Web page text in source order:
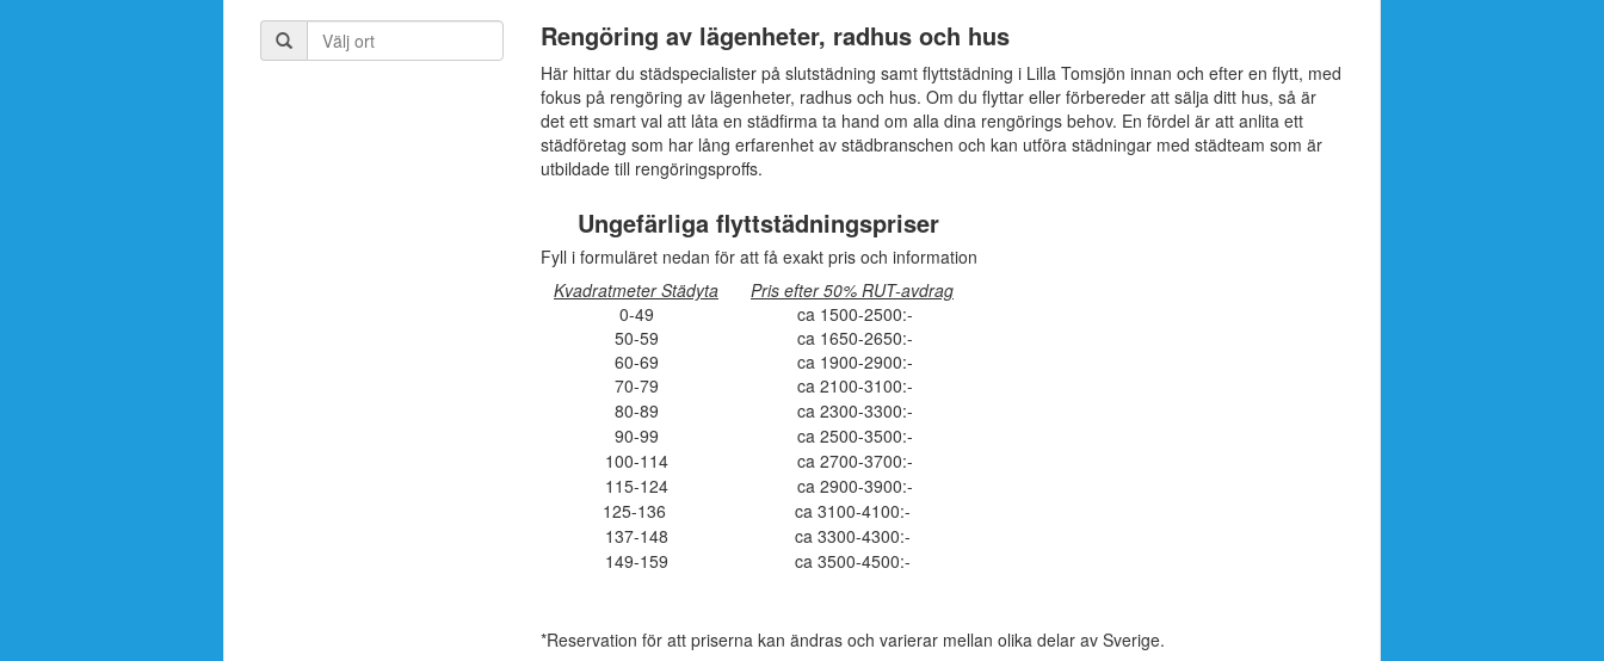
Rengöring av lägenheter, radhus och hus
Här hittar du städspecialister på slutstädning samt flyttstädning i Lilla Tomsjön innan och efter en flytt, med
fokus på rengöring av lägenheter, radhus och hus. Om du flyttar eller förbereder att sälja ditt hus, så är
det ett smart val att låta en städfirma ta hand om alla dina rengörings behov. En fördel är att anlita ett
städföretag som har lång erfarenhet av städbranschen och kan utföra städningar med städteam som är
utbildade till rengöringsproffs.
Ungefärliga flyttstädningspriser
Fyll i formuläret nedan för att få exakt pris och information
Kvadratmeter Städyta
Pris efter 50% RUT-avdrag
0-49
ca 1500-2500:-
50-59
ca 1650-2650:-
60-69
ca 1900-2900:-
70-79
ca 2100-3100:-
80-89
ca 2300-3300:-
90-99
ca 2500-3500:-
100-114
ca 2700-3700:-
115-124
ca 2900-3900:-
125-136
ca 3100-4100:-
137-148
ca 3300-4300:-
149-159
ca 3500-4500:-
*Reservation för att priserna kan ändras och varierar mellan olika delar av Sverige.